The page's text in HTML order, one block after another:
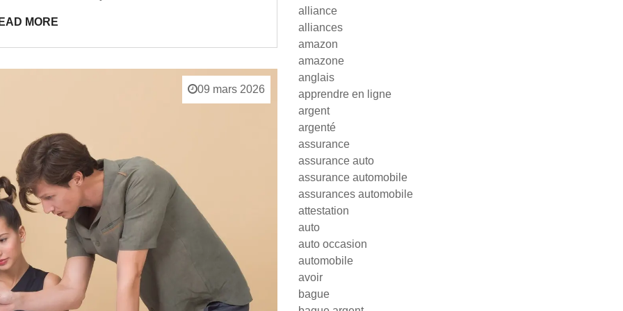
MORE
09 mars 2026
alliance
alliances
amazon
amazone
anglais
apprendre en ligne
argent
argenté
assurance
assurance auto
assurance automobile
assurances automobile
attestation
auto
auto occasion
automobile
avoir
bague